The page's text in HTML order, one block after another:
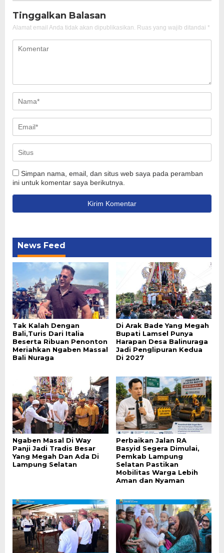
Tinggalkan Balasan
Alamat email Anda tidak akan dipublikasikan. Ruas yang wajib ditandai *
Simpan nama, email, dan situs web saya pada peramban
ini untuk komentar saya berikutnya.
News Feed
Tak Kalah Dengan
Bali,Turis Dari Italia
Beserta Ribuan Penonton
Meriahkan Ngaben Massal
Bali Nuraga
Di Arak Bade Yang Megah
Bupati Lamsel Punya
Harapan Desa Balinuraga
Jadi Penglipuran Kedua
Di 2027
Ngaben Masal Di Way
Panji Jadi Tradis Besar
Yang Megah Dan Ada Di
Lampung Selatan
Perbaikan Jalan RA
Basyid Segera Dimulai,
Pemkab Lampung
Selatan Pastikan
Mobilitas Warga Lebih
Aman dan Nyaman